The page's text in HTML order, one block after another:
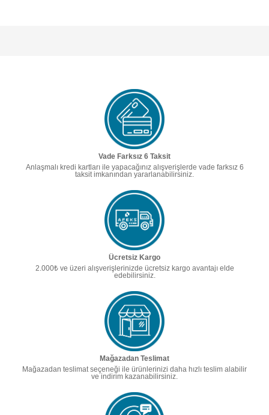
Vade Farksız 6 Taksit
Anlaşmalı kredi kartları ile yapacağınız alışverişlerde vade farksız 6
taksit imkanından yararlanabilirsiniz.
Ücretsiz Kargo
2.000₺ ve üzeri alışverişlerinizde ücretsiz kargo avantajı elde
edebilirsiniz.
Mağazadan Teslimat
Mağazadan teslimat seçeneği ile ürünlerinizi daha hızlı teslim alabilir
ve indirim kazanabilirsiniz.